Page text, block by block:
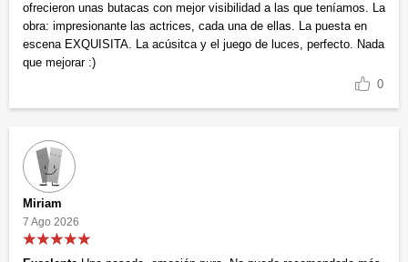
ofrecieron unas butacas con mejor visibilidad a las que teníamos. La
obra: impresionante las actrices, cada una de ellas. La puesta en
escena EXQUISITA. La acúsitca y el juego de luces, perfecto. Nada
que mejorar :)
0
Miriam
7 Ago 2026